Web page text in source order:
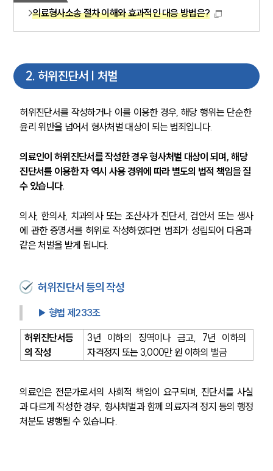
의료형사소송 절차 이해와 효과적인 대응 방법은?
2. 허위진단서 | 처벌
허위진단서를 작성하거나 이를 이용한 경우, 해당 행위는 단순한
윤리 위반을 넘어서 형사처벌 대상이 되는 범죄입니다.
의료인이 허위진단서를 작성한 경우 형사처벌 대상이 되며, 해당
진단서를 이용한 자 역시 사용 경위에 따라 별도의 법적 책임을 질
수 있습니다.
의사, 한의사, 치과의사 또는 조산사가 진단서, 검안서 또는 생사
에 관한 증명서를 허위로 작성하였다면 범죄가 성립되어 다음과
같은 처벌을 받게 됩니다.
허위진단서 등의 작성
▶ 형법 제233조
허위진단서등
의 작성
3년 이하의 징역이나 금고, 7년 이하의
자격정지 또는 3,000만 원 이하의 벌금
의료인은 전문가로서의 사회적 책임이 요구되며, 진단서를 사실
과 다르게 작성한 경우, 형사처벌과 함께 의료자격 정지 등의 행정
처분도 병행될 수 있습니다.